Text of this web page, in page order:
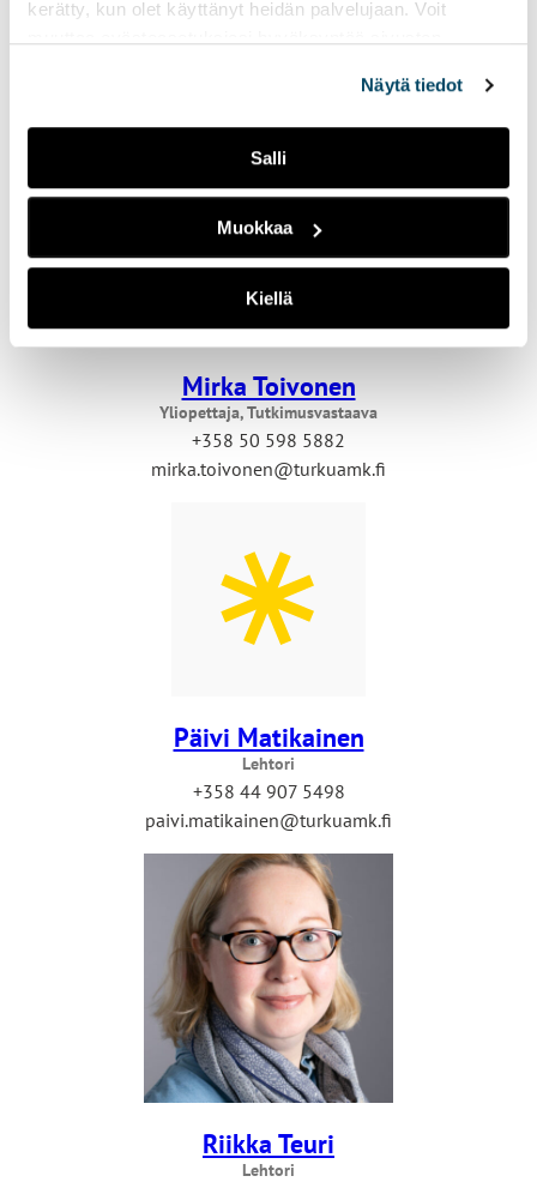
kerätty, kun olet käyttänyt heidän palvelujaan. Voit
Näytä tiedot
Salli
Muokkaa
Kiellä
Lehtori
Mirka Toivonen
Yliopettaja, Tutkimusvastaava
+358 50 598 5882
mirka.toivonen@turkuamk.fi
Päivi Matikainen
Lehtori
+358 44 907 5498
paivi.matikainen@turkuamk.fi
Riikka Teuri
Lehtori